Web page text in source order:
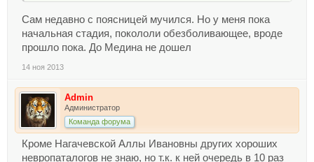
Сам недавно с поясницей мучился. Но у меня пока
начальная стадия, покололи обезболивающее, вроде
прошло пока. До Медина не дошел
14 ноя 2013
Admin
Администратор
Команда форума
Кроме Нагачевской Аллы Ивановны других хороших
невропаталогов не знаю, но т.к. к ней очередь в 10 раз